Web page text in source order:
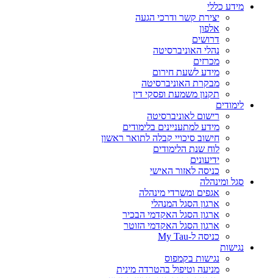
מידע כללי
יצירת קשר ודרכי הגעה
אלפון
דרושים
נהלי האוניברסיטה
מכרזים
מידע לשעת חירום
מבקרת האוניברסיטה
תקנון משמעת ופסקי דין
לימודים
רישום לאוניברסיטה
מידע למתעניינים בלימודים
חישוב סיכויי קבלה לתואר ראשון
לוח שנת הלימודים
ידיעונים
כניסה לאזור האישי
סגל ומינהלה
אגפים ומשרדי מינהלה
ארגון הסגל המנהלי
ארגון הסגל האקדמי הבכיר
ארגון הסגל האקדמי הזוטר
כניסה ל-My Tau
נגישות
נגישות בקמפוס
מניעה וטיפול בהטרדה מינית